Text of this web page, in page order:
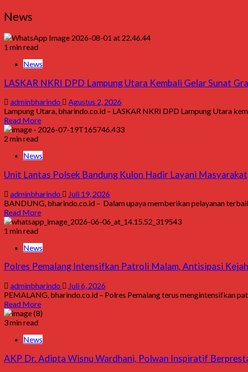
News
1 min read
News
LASKAR NKRI DPD Lampung Utara Kembali Gelar Sunat
adminbharindo
Agustus 2, 2026
Lampung Utara, bharindo.co.id – LASKAR NKRI DPD Lampung Utara
Read More
2 min read
News
Unit Lantas Polsek Bandung Kulon Hadir Layani
adminbharindo
Juli 19, 2026
BANDUNG, bharindo.co.id – Dalam upaya memberikan pelayanan
Read More
1 min read
News
Polres Pemalang Intensifkan Patroli Malam, Antisipasi
adminbharindo
Juli 6, 2026
PEMALANG, bharindo.co.id – Polres Pemalang terus mengintensifkan
Read More
3 min read
News
AKP Dr. Adipta Wisnu Wardhani, Polwan Inspiratif